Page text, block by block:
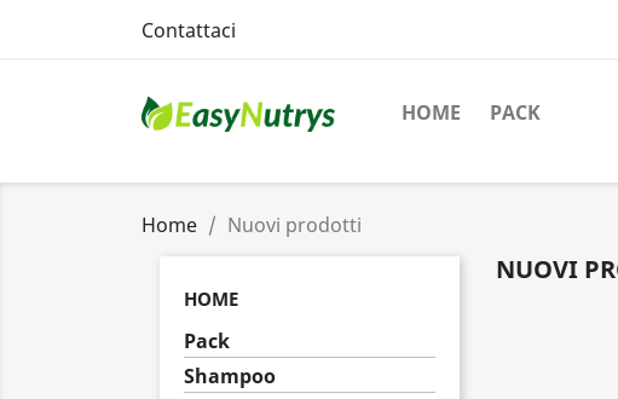
Contattaci
HOME PACK
Home Nuovi prodotti
HOME
Pack
Shampoo
NUOVI